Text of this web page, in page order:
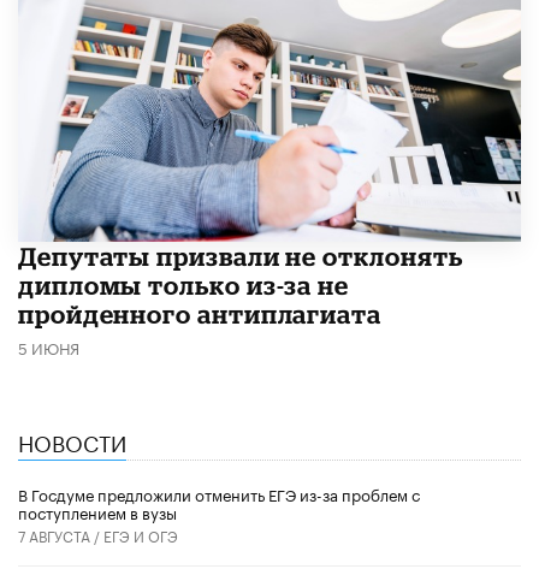
Депутаты призвали не отклонять
дипломы только из-за не
пройденного антиплагиата
5 ИЮНЯ
НОВОСТИ
В Госдуме предложили отменить ЕГЭ из-за проблем с
поступлением в вузы
7 АВГУСТА / ЕГЭ И ОГЭ